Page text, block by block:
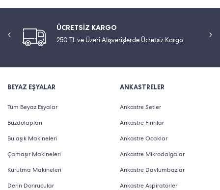
ÜCRETSİZ KARGO
250 TL ve Üzeri Alışverişlerde Ücretsiz Kargo
BEYAZ EŞYALAR
Tüm Beyaz Eşyalar
Buzdolapları
Bulaşık Makineleri
Çamaşır Makineleri
Kurutma Makineleri
Derin Donrucular
ANKASTRELER
Ankastre Setler
Ankastre Fırınlar
Ankastre Ocaklar
Ankastre Mikrodalgalar
Ankastre Davlumbazlar
Ankastre Aspiratörler